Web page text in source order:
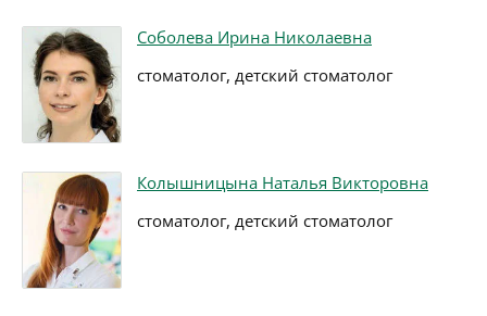
Соболева Ирина Николаевна
стоматолог, детский стоматолог
Колышницына Наталья Викторовна
стоматолог, детский стоматолог